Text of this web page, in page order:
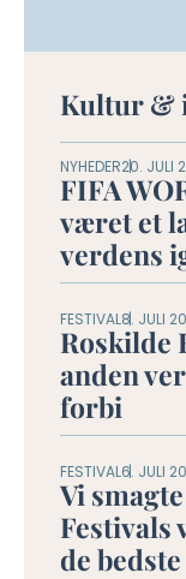
Kultur &
NYHEDER20. JULI
FIFA
været et
verdens
FESTIVAL8. JULI
Roskilde
anden
forbi
FESTIVAL6. JULI
Vi
Festivals
de